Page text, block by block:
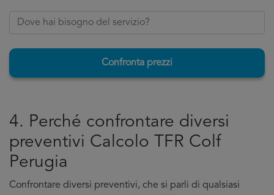
Confronta prezzi
4. Perché confrontare diversi
preventivi Calcolo TFR Colf
Perugia
Confrontare diversi preventivi, che si parli di qualsiasi